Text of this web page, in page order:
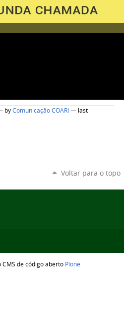
byComunicação COARI— last
Voltar para o topo
CMS de código aberto Plone